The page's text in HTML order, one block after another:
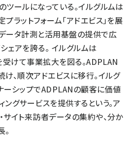
ツールになっている。イルグルムは
ラットフォーム「アドエビス」を展
ータ計測と活用基盤の提供で広
ェアを誇る。 イルグルムは
けて事業拡大を図る。ADPLAN
、順次アドエビスに移行。イルグ
ーシップでADPLANの顧客に価値
グサービスを提供するという。ア
サイト来訪者データの集約や、分か